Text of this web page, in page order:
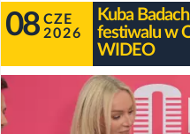
08 CZE
2026
Kuba
festiwalu w
WIDEO